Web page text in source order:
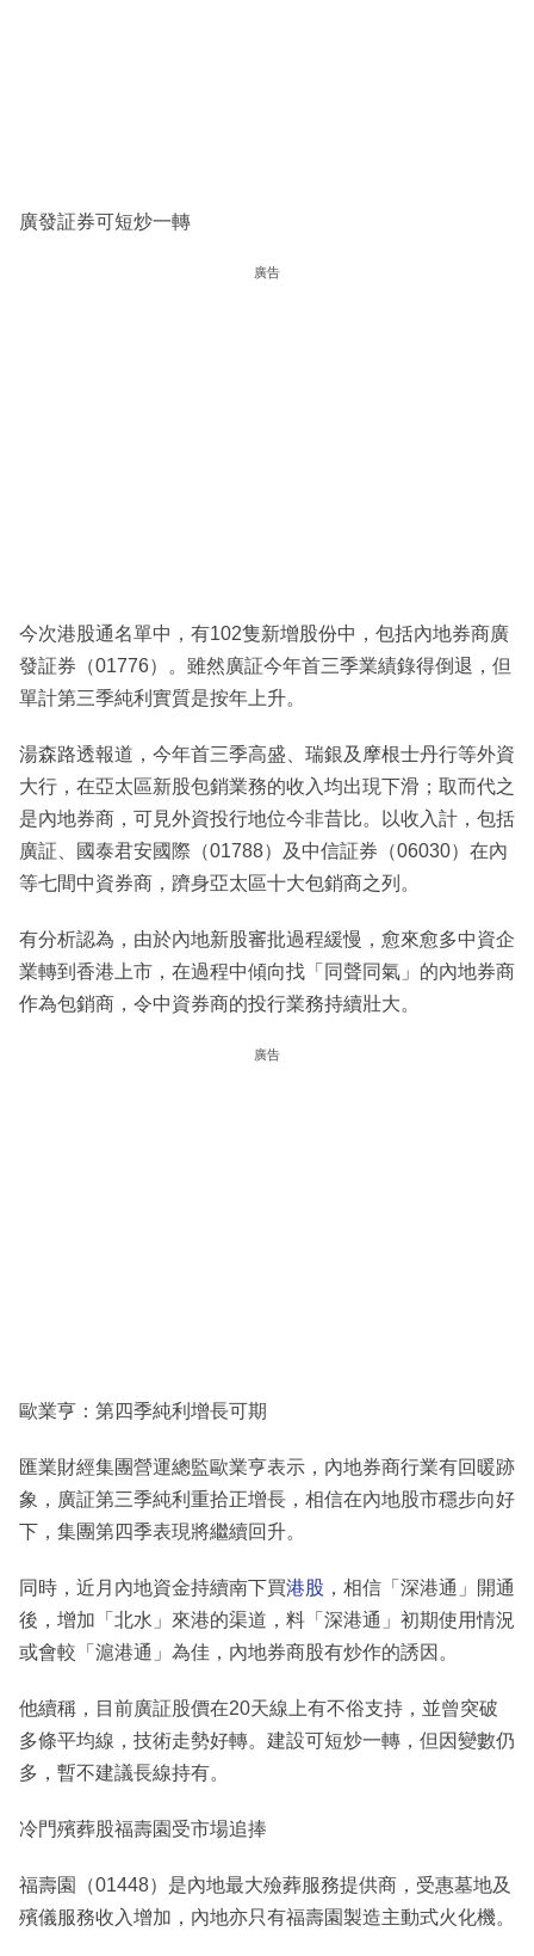
廣發証券可短炒一轉
廣告
今次港股通名單中，有102隻新增股份中，包括內地券商廣
發証券（01776）。雖然廣証今年首三季業績錄得倒退，但
單計第三季純利實質是按年上升。
湯森路透報道，今年首三季高盛、瑞銀及摩根士丹行等外資
大行，在亞太區新股包銷業務的收入均出現下滑；取而代之
是內地券商，可見外資投行地位今非昔比。以收入計，包括
廣証、國泰君安國際（01788）及中信証券（06030）在內
等七間中資券商，躋身亞太區十大包銷商之列。
有分析認為，由於內地新股審批過程緩慢，愈來愈多中資企
業轉到香港上市，在過程中傾向找「同聲同氣」的內地券商
作為包銷商，令中資券商的投行業務持續壯大。
廣告
歐業亨：第四季純利增長可期
匯業財經集團營運總監歐業亨表示，內地券商行業有回暖跡
象，廣証第三季純利重拾正增長，相信在內地股市穩步向好
下，集團第四季表現將繼續回升。
同時，近月內地資金持續南下買港股 ，相信「深港通」開通
後，增加「北水」來港的渠道，料「深港通」初期使用情況
或會較「滬港通」為佳，內地券商股有炒作的誘因。
他續稱，目前廣証股價在20天線上有不俗支持，並曾突破
多條平均線，技術走勢好轉。建設可短炒一轉，但因變數仍
多，暫不建議長線持有。
冷門殯葬股福壽園受市場追捧
福壽園（01448）是內地最大殮葬服務提供商，受惠墓地及
殯儀服務收入增加，內地亦只有福壽園製造主動式火化機。